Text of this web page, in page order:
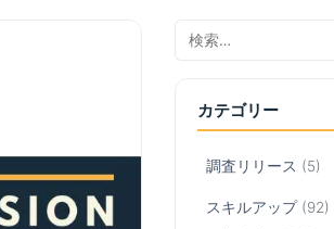
カテゴリー
調査リリース (5)
スキルアップ(92)